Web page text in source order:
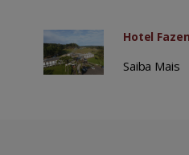
Hotel
Saiba Mais